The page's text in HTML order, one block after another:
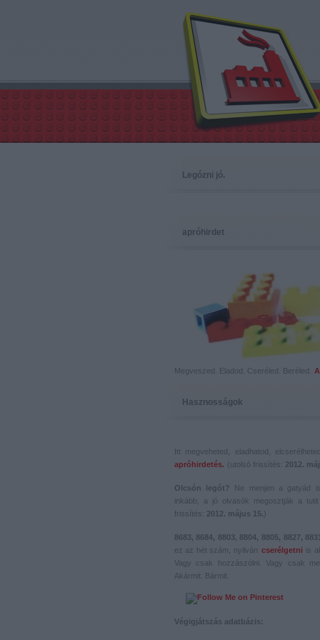
Legózni jó.
apróhirdet
Megveszed. Eladod. Cseréled. Beréled.
Hasznosságok
Itt megveheted, eladhatod,
apróhirdetés. (utolsó frissítés: 2012.
Olcsón legót? Ne menjen a gatyád
inkább, a jó olvasók megosztják a
frissítés: 2012. május 15.)
8683, 8684, 8803, 8804, 8805, 8827, 8831
ez az hét szám, nyilván
cserélgetni
is
Vagy csak hozzászólni. Vagy csak
Akármit. Bármit.
Végigjátszás adatbázis: